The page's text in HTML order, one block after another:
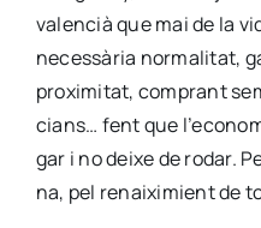
valen­cià que mai de la
neces­sà­ria nor­ma­li­tat,
pro­xi­mi­tat, com­prant
cians… fent que
gar i no dei­xe de rodar.
na, pel renai­xi­mient de